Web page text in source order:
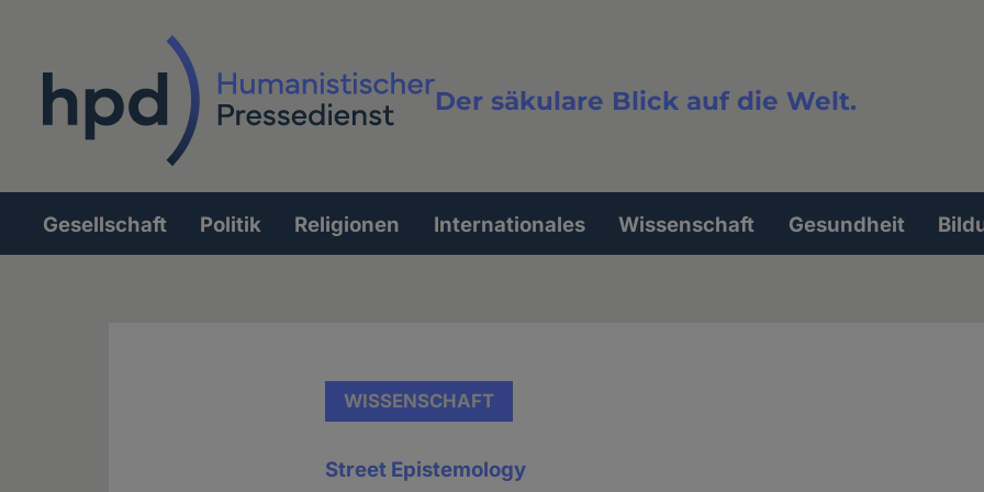
Der säkulare Blick auf die Welt.
Volltextsuche
Hauptnavigation
Gesellschaft Politik Religionen Internationales Wissenschaft Gesundheit
WISSENSCHAFT
Street Epistemology